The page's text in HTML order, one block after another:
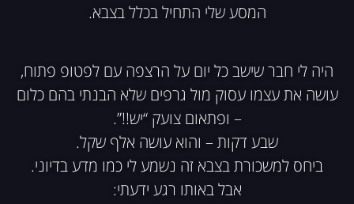
המסע שלי התחיל בכלל בצבא.
היה לי חבר שישב כל יום על הרצפה עם לפטופ פתוח,
עושה את עצמו עסוק מול גרפים שלא הבנתי בהם כלום
– ופתאום צועק “יש!!”.
שבע דקות – והוא עושה אלף שקל.
ביחס למשכורת בצבא זה נשמע לי כמו מדע בדיוני.
אבל באותו רגע ידעתי: